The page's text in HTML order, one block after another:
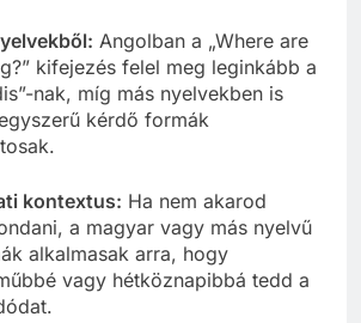
Angolban a „Where are
kifejezés felel meg leginkább a
nak, míg más nyelvekben is
kérdő formák
kontextus: Ha nem akarod
a magyar vagy más nyelvű
alkalmasak arra, hogy
vagy hétköznapibbá tedd a